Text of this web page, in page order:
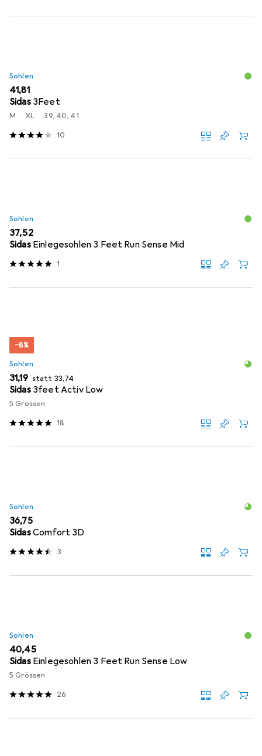
Sohlen
EUR
41,81
Sidas 3Feet
M XL 39, 40, 41
10
Sohlen
EUR
37,52
Sidas Einlegesohlen 3 Feet Run Sense Mid
1
−8%
Sohlen
EUR
31,19 statt EUR
33,74
Sidas 3feet Activ Low
5 Grössen
18
Sohlen
EUR
36,75
SidasComfort 3D
3
Sohlen
EUR
40,45
Sidas Einlegesohlen 3 Feet Run Sense Low
5 Grössen
26